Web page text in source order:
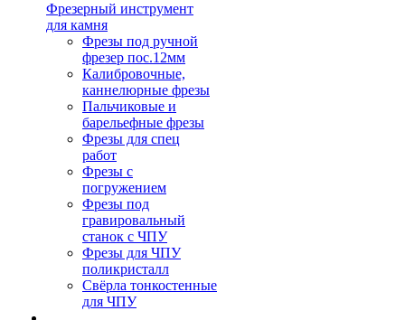
Фрезерный инструмент
для камня
Фрезы под ручной
фрезер пос.12мм
Калибровочные,
каннелюрные фрезы
Пальчиковые и
барельефные фрезы
Фрезы для спец
работ
Фрезы с
погружением
Фрезы под
гравировальный
станок с ЧПУ
Фрезы для ЧПУ
поликристалл
Свёрла тонкостенные
для ЧПУ